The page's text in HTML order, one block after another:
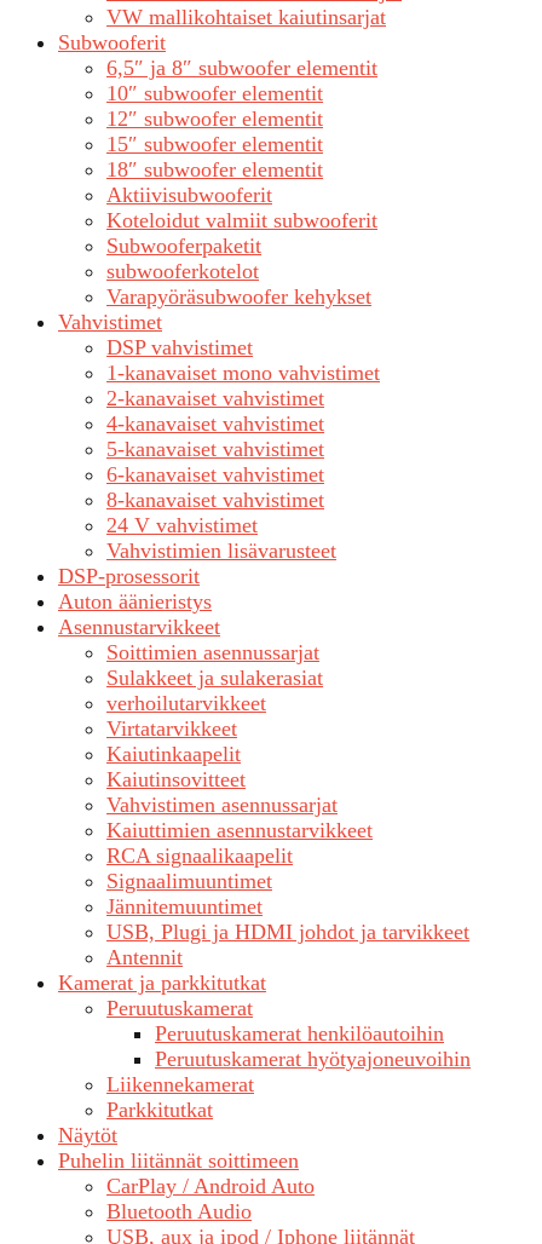
VW mallikohtaiset kaiutinsarjat
Subwooferit
6,5″ ja 8″ subwoofer elementit
10″ subwoofer elementit
12″ subwoofer elementit
15″ subwoofer elementit
18″ subwoofer elementit
Aktiivisubwooferit
Koteloidut valmiit subwooferit
Subwooferpaketit
subwooferkotelot
Varapyöräsubwoofer kehykset
Vahvistimet
DSP vahvistimet
1-kanavaiset mono vahvistimet
2-kanavaiset vahvistimet
4-kanavaiset vahvistimet
5-kanavaiset vahvistimet
6-kanavaiset vahvistimet
8-kanavaiset vahvistimet
24 V vahvistimet
Vahvistimien lisävarusteet
DSP-prosessorit
Auton äänieristys
Asennustarvikkeet
Soittimien asennussarjat
Sulakkeet ja sulakerasiat
verhoilutarvikkeet
Virtatarvikkeet
Kaiutinkaapelit
Kaiutinsovitteet
Vahvistimen asennussarjat
Kaiuttimien asennustarvikkeet
RCA signaalikaapelit
Signaalimuuntimet
Jännitemuuntimet
USB, Plugi ja HDMI johdot ja tarvikkeet
Antennit
Kamerat ja parkkitutkat
Peruutuskamerat
Peruutuskamerat henkilöautoihin
Peruutuskamerat hyötyajoneuvoihin
Liikennekamerat
Parkkitutkat
Näytöt
Puhelin liitännät soittimeen
CarPlay / Android Auto
Bluetooth Audio
USB, aux ja ipod / Iphone liitännät